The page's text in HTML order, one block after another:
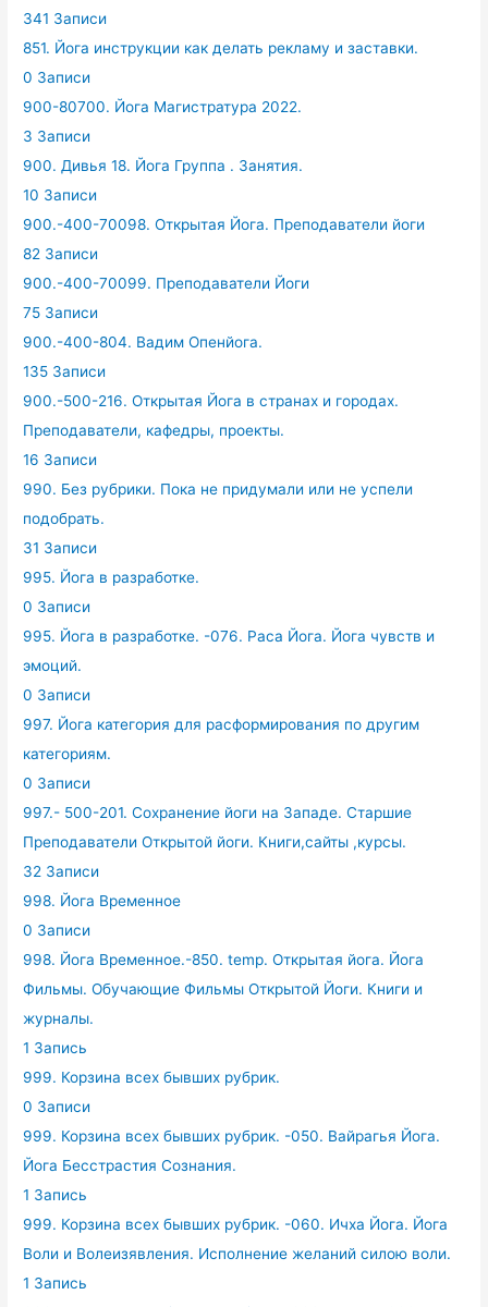
341 Записи
851. Йога инструкции как делать рекламу и заставки.
0 Записи
900-80700. Йога Магистратура 2022.
3 Записи
900. Дивья 18. Йога Группа . Занятия.
10 Записи
900.-400-70098. Открытая Йога. Преподаватели йоги
82 Записи
900.-400-70099. Преподаватели Йоги
75 Записи
900.-400-804. Вадим Опенйога.
135 Записи
900.-500-216. Открытая Йога в странах и городах.
Преподаватели, кафедры, проекты.
16 Записи
990. Без рубрики. Пока не придумали или не успели
подобрать.
31 Записи
995. Йога в разработке.
0 Записи
995. Йога в разработке. -076. Раса Йога. Йога чувств и
эмоций.
0 Записи
997. Йога категория для расформирования по другим
категориям.
0 Записи
997.- 500-201. Сохранение йоги на Западе. Старшие
Преподаватели Открытой йоги. Книги,сайты ,курсы.
32 Записи
998. Йога Временное
0 Записи
998. Йога Временное.-850. temp. Открытая йога. Йога
Фильмы. Обучающие Фильмы Открытой Йоги. Книги и
журналы.
1 Запись
999. Корзина всех бывших рубрик.
0 Записи
999. Корзина всех бывших рубрик. -050. Вайрагья Йога.
Йога Бесстрастия Сознания.
1 Запись
999. Корзина всех бывших рубрик. -060. Ичха Йога. Йога
Воли и Волеизявления. Исполнение желаний силою воли.
1 Запись